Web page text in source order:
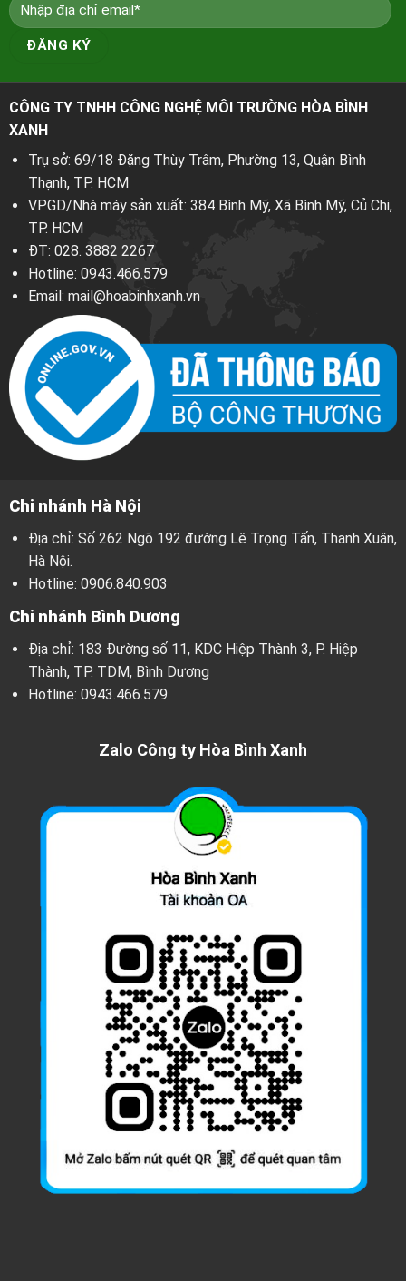
CÔNG TY TNHH CÔNG NGHỆ MÔI TRƯỜNG HÒA BÌNH
XANH
Trụ sở: 69/18 Đặng Thùy Trâm, Phường 13, Quận Bình
Thạnh, TP. HCM
VPGD/Nhà máy sản xuất: 384 Bình Mỹ, Xã Bình Mỹ, Củ Chi,
TP. HCM
ĐT: 028. 3882 2267
Hotline: 0943.466.579
Email: mail@hoabinhxanh.vn
Chi nhánh Hà Nội
Địa chỉ: Số 262 Ngõ 192 đường Lê Trọng Tấn, Thanh Xuân,
Hà Nội.
Hotline: 0906.840.903
Chi nhánh Bình Dương
Địa chỉ: 183 Đường số 11, KDC Hiệp Thành 3, P. Hiệp
Thành, TP. TDM, Bình Dương
Hotline: 0943.466.579
Zalo Công ty Hòa Bình Xanh